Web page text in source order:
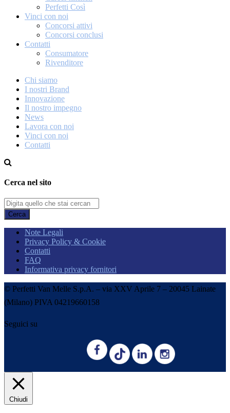
Perfetti Così
Vinci con noi
Concorsi attivi
Concorsi conclusi
Contatti
Consumatore
Rivenditore
Chi siamo
I nostri Brand
Innovazione
Il nostro impegno
News
Lavora con noi
Vinci con noi
Contatti
Cerca nel sito
Cerca
Note Legali
Privacy Policy & Cookie
Contatti
FAQ
Informativa privacy fornitori
© Perfetti Van Melle S.p.A. – via XXV Aprile 7 – 20045 Lainate
(Milano) PIVA 04219660158
Seguici su
Chiudi